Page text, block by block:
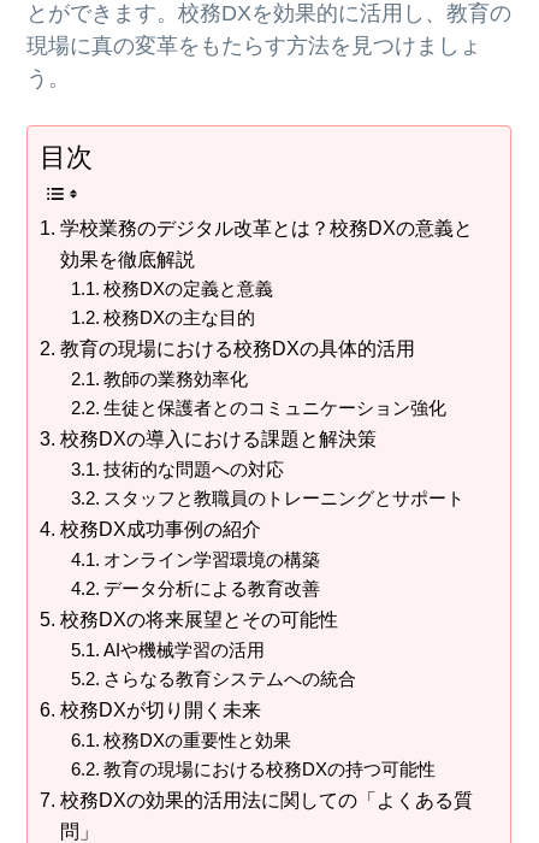
とができます。校務DXを効果的に活用し、教育の
現場に真の変革をもたらす方法を見つけましょ
う。
目次
学校業務のデジタル改革とは？校務DXの意義と
効果を徹底解説
校務DXの定義と意義
校務DXの主な目的
教育の現場における校務DXの具体的活用
教師の業務効率化
生徒と保護者とのコミュニケーション強化
校務DXの導入における課題と解決策
技術的な問題への対応
スタッフと教職員のトレーニングとサポート
校務DX成功事例の紹介
オンライン学習環境の構築
データ分析による教育改善
校務DXの将来展望とその可能性
AIや機械学習の活用
さらなる教育システムへの統合
校務DXが切り開く未来
校務DXの重要性と効果
教育の現場における校務DXの持つ可能性
校務DXの効果的活用法に関しての「よくある質
問」